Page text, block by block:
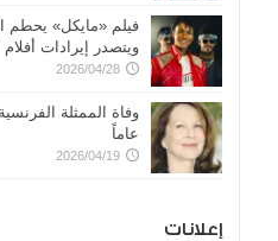
فيلم «مايكل» يحطم
ويتصدر إيرادات أفلام
2026/04/28
عاماً
2026/04/19
إعلانات